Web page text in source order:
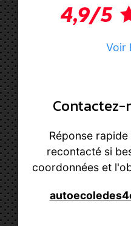
Voir
Réponse
recontacté si
coordonnées et